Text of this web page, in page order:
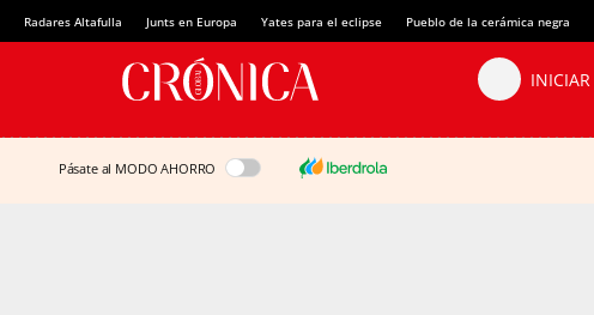
Radares Altafulla Junts en Europa Yates para el eclipse Pueblo de la cerámica negra
Pásate al MODO AHORRO